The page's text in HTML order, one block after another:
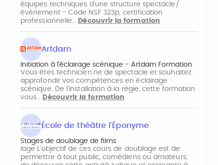
équipes techniques d'une structure spectacle/
évènement - Code NSF 323p, certification
professionnelle…
Découvrir la formation
Artdam
Initiation à l'éclairage scénique - Artdam Formation
Vous êtes technicien.ne de spectacle et souhaitez
approfondir vos compétences en éclairage
scénique. De l’installation à la régie, cette formation
vous… Découvrir la formation
École de théâtre l'Éponyme
Stages de doublage de films
lage L'objectif de ces cours de doublage est de
permettre à tout public, comédiens ou amateurs,